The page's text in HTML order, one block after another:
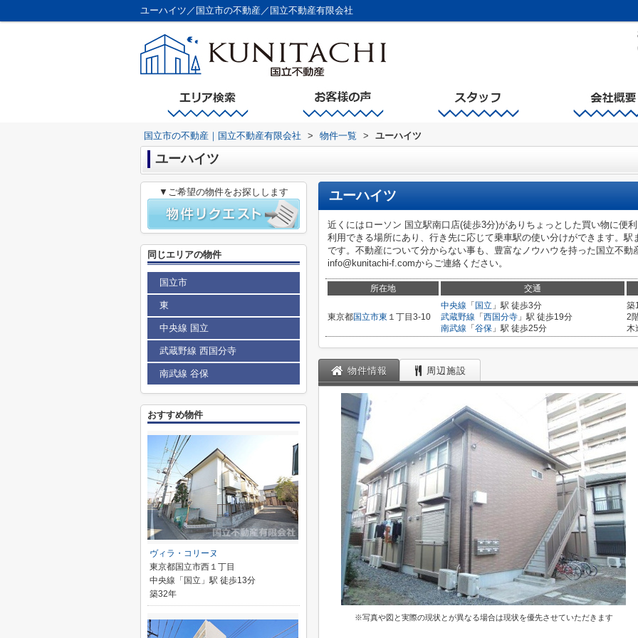
ユーハイツ／国立市の不動産／国立不動産有限会社
国立市の不動産｜国立不動産有限会社 > 物件一覧 > ユーハイツ
ユーハイツ
ユーハイツ
近くにはローソン 国立駅南口店(徒歩3分)がありちょっとした買い物に便
利用できる場所にあり、行き先に応じて乗車駅の使い分けができます。
です。不動産について分からない事も、豊富なノウハウを持った国立不
info@kunitachi-f.comからご連絡ください。
所在地 交通
東京都国立市東 １丁目3-10
中央線 「 国立 」駅 徒歩3分
武蔵野線 「 西国分寺 」駅 徒歩19分
南武線 「 谷保 」駅 徒歩25分
築
2
木
物件情報 周辺施設
※写真や図と実際の現状とが異なる場合は現状を優先させていただきます
▼ご希望の物件をお探しします
同じエリアの物件
国立市
東
中央線 国立
武蔵野線 西国分寺
南武線 谷保
おすすめ物件
ヴィラ・コリーヌ
東京都国立市西１丁目
中央線「国立」駅 徒歩13分
築32年